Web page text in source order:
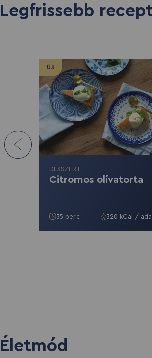
Legfrissebb
ÚJ!
DESSZERT
Citromos olívatorta
35 perc 320 kCal /
Életmód